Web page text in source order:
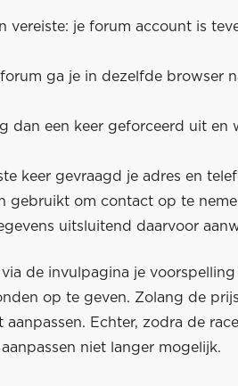
vereiste: je forum account is
ga je in dezelfde browser
dan een keer geforceerd uit en
keer gevraagd je adres en
gebruikt om contact op te
uitsluitend daarvoor
de invulpagina je
op te geven. Zolang de
Echter, zodra de
niet langer mogelijk.